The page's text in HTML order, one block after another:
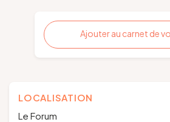
Ajouter au carnet de
LOCALISATION
Le Forum